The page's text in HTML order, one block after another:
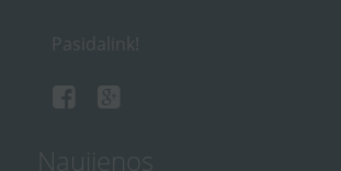
Pasidalink!
Naujienos